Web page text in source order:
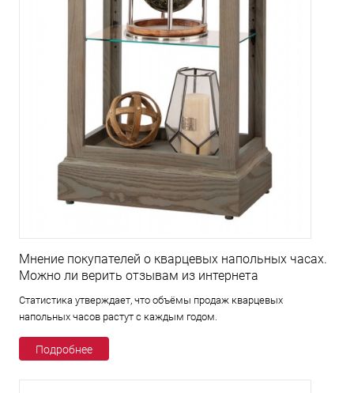
Мнение покупателей о кварцевых напольных часах.
Можно ли верить отзывам из интернета
Статистика утверждает, что объёмы продаж кварцевых
напольных часов растут с каждым годом.
Подробнее